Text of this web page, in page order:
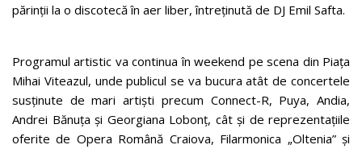
părinții la o discotecă în aer liber, întreținută de DJ Emil Safta.
Programul artistic va continua în weekend pe scena din Piața
Mihai Viteazul, unde publicul se va bucura atât de concertele
susținute de mari artiști precum Connect-R, Puya, Andia,
Andrei Bănuța și Georgiana Lobonț, cât și de reprezentațiile
oferite de Opera Română Craiova, Filarmonica „Oltenia” și